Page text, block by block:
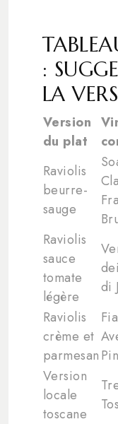
:
LA
Version
du plat
Raviolis
beurre-
sauge
Raviolis
sauce
tomate
légère
di
Raviolis
crème et
parmesan
Version
locale
toscane